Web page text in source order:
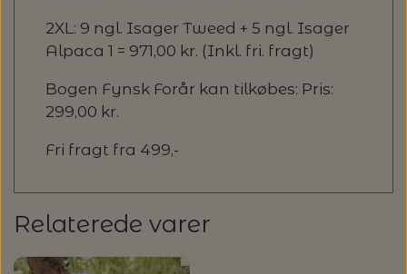
2XL: 9 ngl. Isager Tweed + 5 ngl. Isager
Alpaca 1 = 971,00 kr. (Inkl. fri. fragt)
Bogen Fynsk Forår kan tilkøbes: Pris:
299,00 kr.
Fri fragt fra 499,-
Relaterede varer